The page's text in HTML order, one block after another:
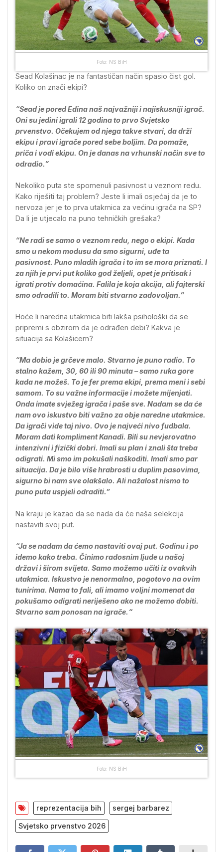
Foto: NS BiH
Sead Kolašinac je na fantastičan način spasio čist gol.
Koliko on znači ekipi?
“Sead je pored Edina naš najvažniji i najiskusniji igrač.
Oni su jedini igrali 12 godina to prvo Svjetsko
prvenstvo. Očekujem od njega takve stvari, da drži
ekipu i pravi igrače pored sebe boljim. Da pomaže,
priča i vodi ekipu. On je danas na vrhunski način sve to
odradio.”
Nekoliko puta ste spomenuli pasivnost u veznom redu.
Kako riješiti taj problem? Jeste li imali osjećaj da je to
nervoza jer je to prva utakmica za većinu igrača na SP?
Da li je utjecalo na puno tehničkih grešaka?
“Ne radi se samo o veznom redu, nego o ekipi. Kada
smo u nekom modusu da smo sigurni, uđe ta
pasivnost. Puno mladih igrača i to im se mora priznati. I
za njih je prvi put koliko god željeli, opet je pritisak i
igrati protiv domaćina. Falila je koja akcija, ali fajterski
smo odradili to. Moram biti stvarno zadovoljan.”
Hoće li naredna utakmica biti lakša psihološki da se
pripremi s obzirom da je odrađen debi? Kakva je
situacija sa Kolašicem?
“Ma dobio je grčeve malo. Stvarno je puno radio. To
stalno kažem, 30, 60 ili 90 minuta – samo ruka gore
kada ne možeš. To je fer prema ekipi, prema meni i sebi
samom. To su važne informacije i možete mijenjati.
Onda imate svježeg igrača i paše sve. Nadam se da će
nam ovo iskustvo biti važno za obje naredne utakmice.
Da igrači vide taj nivo. Ovo je najveći nivo fudbala.
Moram dati kompliment Kanadi. Bili su nevjerovatno
intenzivni i fizički dobri. Imali su plan i znali šta treba
odigrati. Mi smo im pokušali naškoditi. Imali smo par
situacija. Da je bilo više hrabrosti u duplim pasovima,
sigurno bi nam sve olakšalo. Ali nažalost nismo to
puno puta uspjeli odraditi.”
Na kraju je kazao da se nada da će naša selekcija
nastaviti svoj put.
“Ja se nadam da ćemo nastaviti ovaj put. Godinu i po
idemo kako treba. Činimo radosnim ljude u našoj
državi i širom svijeta. Samo možemo učiti iz ovakvih
utakmica. Iskustvo je nenormalno, pogotovo na ovim
tunirima. Nama to fali, ali imamo voljni momenat da
pokušamo odigrati neriješeno ako ne možemo dobiti.
Stvarno sam ponosan na igrače.“
Foto: NS BiH
reprezentacija bih sergej barbarez
Svjetsko prvenstvo 2026